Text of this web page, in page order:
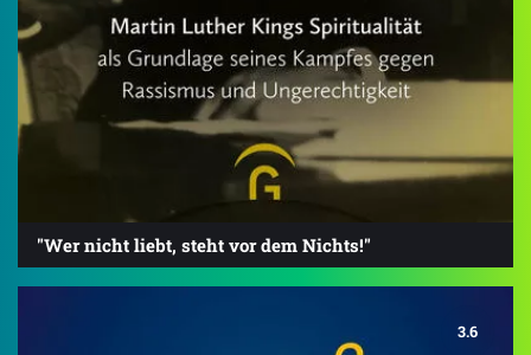
"Wer nicht liebt, steht vor dem Nichts!"
3.6